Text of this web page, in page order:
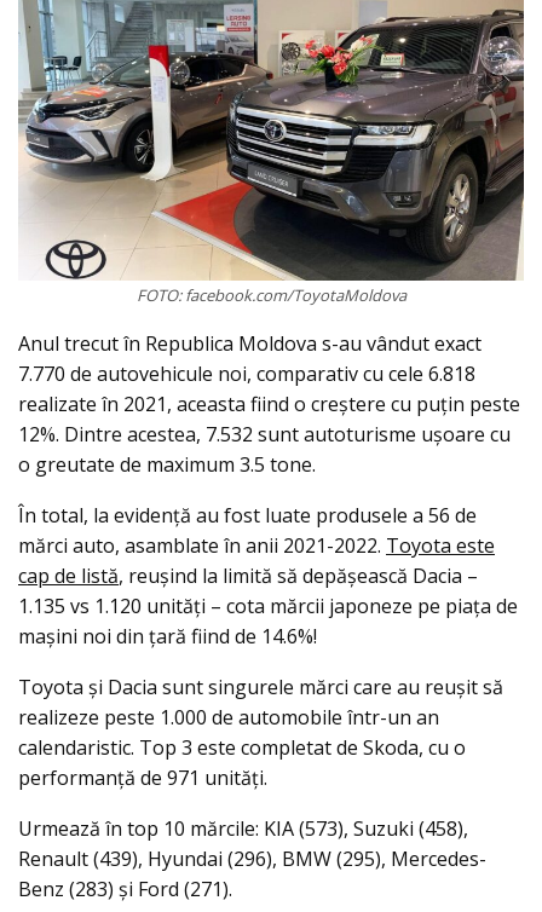
FOTO: facebook.com/ToyotaMoldova
Anul trecut în Republica Moldova s-au vândut exact
7.770 de autovehicule noi, comparativ cu cele 6.818
realizate în 2021, aceasta fiind o creştere cu puţin peste
12%. Dintre acestea, 7.532 sunt autoturisme uşoare cu
o greutate de maximum 3.5 tone.
În total, la evidenţă au fost luate produsele a 56 de
mărci auto, asamblate în anii 2021-2022. Toyota este
cap de listă, reuşind la limită să depăşească Dacia –
1.135 vs 1.120 unităţi – cota mărcii japoneze pe piaţa de
maşini noi din ţară fiind de 14.6%!
Toyota şi Dacia sunt singurele mărci care au reuşit să
realizeze peste 1.000 de automobile într-un an
calendaristic. Top 3 este completat de Skoda, cu o
performanţă de 971 unităţi.
Urmează în top 10 mărcile: KIA (573), Suzuki (458),
Renault (439), Hyundai (296), BMW (295), Mercedes-
Benz (283) şi Ford (271).